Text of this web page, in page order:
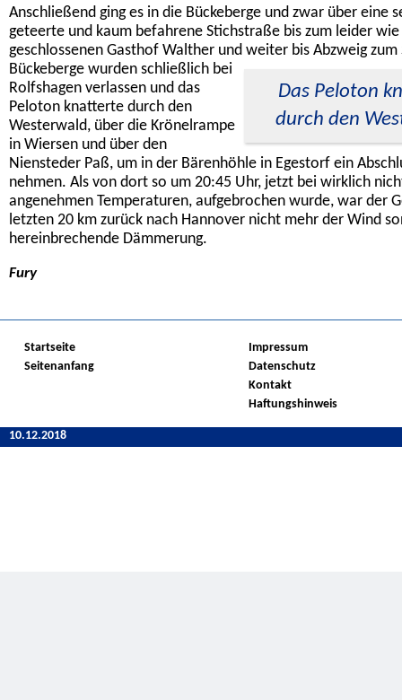
Anschließend ging es in die Bückeberge und zwar über eine
geteerte und kaum befahrene Stichstraße bis zum leider
geschlossenen Gasthof Walther und weiter bis Abzweig zum
Das Peloton
durch den
Bückeberge wurden schließlich bei
Rolfshagen verlassen und das
Peloton knatterte durch den
Westerwald, über die Krönelrampe
in Wiersen und über den
Niensteder Paß, um in der Bärenhöhle in Egestorf ein
nehmen. Als von dort so um 20:45 Uhr, jetzt bei wirklich
angenehmen Temperaturen, aufgebrochen wurde, war der
letzten 20 km zurück nach Hannover nicht mehr der Wind
hereinbrechende Dämmerung.
Fury
Startseite
Seitenanfang
Impressum
Datenschutz
Kontakt
Haftungshinweis
10.12.2018